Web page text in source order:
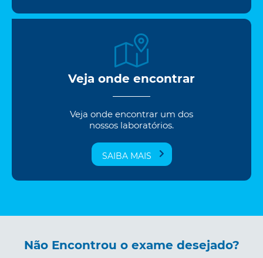
Veja onde encontrar
Veja onde encontrar um dos
nossos laboratórios.
SAIBA MAIS
Não Encontrou o exame desejado?